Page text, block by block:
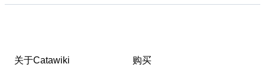
关于Catawiki 购买